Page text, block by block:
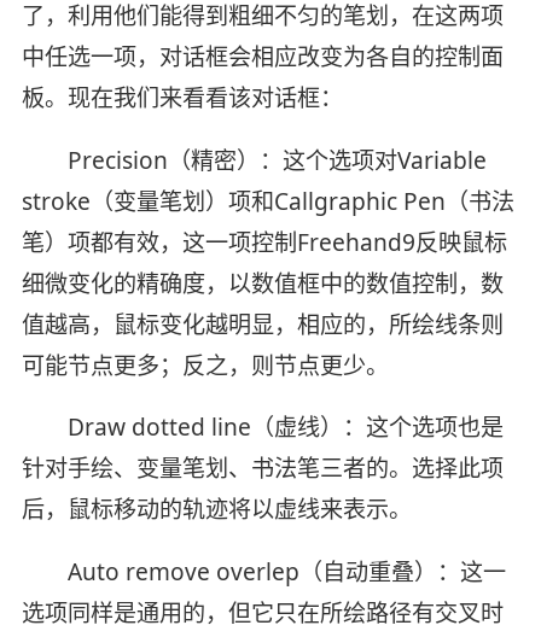
了，利用他们能得到粗细不匀的笔划，在这两项
中任选一项，对话框会相应改变为各自的控制面
板。现在我们来看看该对话框：
Precision（精密）：这个选项对Variable
stroke（变量笔划）项和Callgraphic Pen（书法
笔）项都有效，这一项控制Freehand9反映鼠标
细微变化的精确度，以数值框中的数值控制，数
值越高，鼠标变化越明显，相应的，所绘线条则
可能节点更多；反之，则节点更少。
Draw dotted line（虚线）：这个选项也是
针对手绘、变量笔划、书法笔三者的。选择此项
后，鼠标移动的轨迹将以虚线来表示。
Auto remove overlep（自动重叠）：这一
选项同样是通用的，但它只在所绘路径有交叉时